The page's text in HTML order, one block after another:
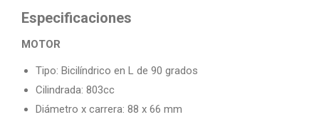
Especificaciones
MOTOR
Tipo: Bicilíndrico en L de 90 grados
Cilindrada: 803cc
Diámetro x carrera: 88 x 66 mm